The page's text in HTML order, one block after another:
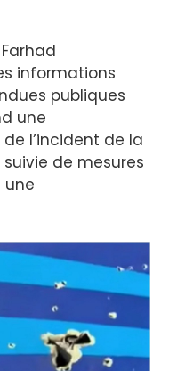
informations
publiques
une
l’incident de la
de mesures
une